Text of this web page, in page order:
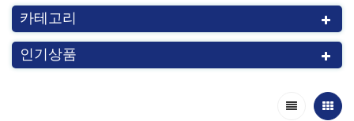
카테고리
인기상품